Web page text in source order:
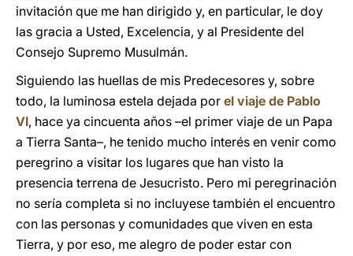
invitación que me han dirigido y, en particular, le doy
las gracia a Usted, Excelencia, y al Presidente del
Consejo Supremo Musulmán.
Siguiendo las huellas de mis Predecesores y, sobre
todo, la luminosa estela dejada por el viaje de Pablo
VI, hace ya cincuenta años –el primer viaje de un Papa
a Tierra Santa–, he tenido mucho interés en venir como
peregrino a visitar los lugares que han visto la
presencia terrena de Jesucristo. Pero mi peregrinación
no sería completa si no incluyese también el encuentro
con las personas y comunidades que viven en esta
Tierra, y por eso, me alegro de poder estar con